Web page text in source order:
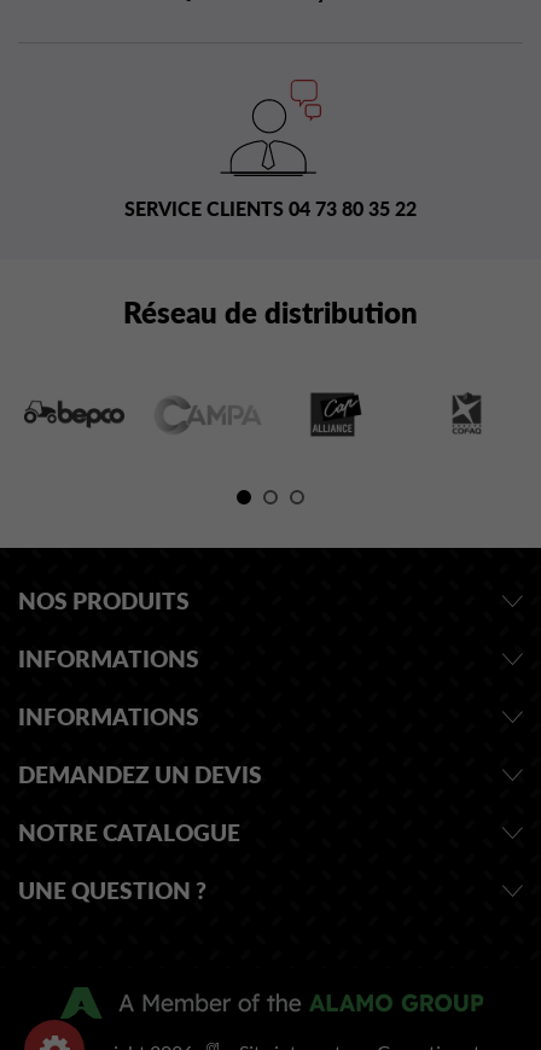
SERVICE CLIENTS 04 73 80 35 22
Réseau de distribution
NOS PRODUITS
INFORMATIONS
INFORMATIONS
DEMANDEZ UN DEVIS
NOTRE CATALOGUE
UNE QUESTION ?